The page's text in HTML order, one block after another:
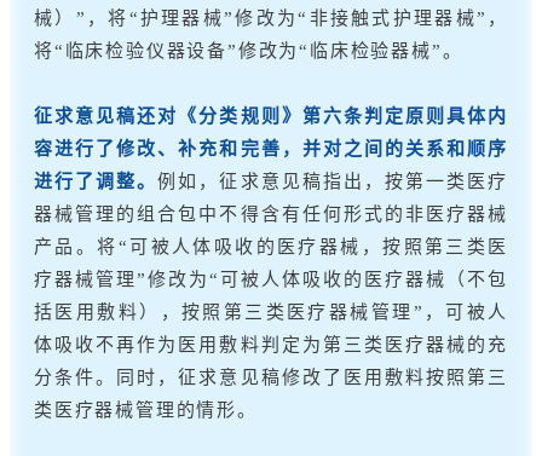
械）”，将“护理器械”修改为“非接触式护理器械”，
将“临床检验仪器设备”修改为“临床检验器械”。
征求意见稿还对《分类规则》第六条判定原则具体内
容进行了修改、补充和完善，并对之间的关系和顺序
进行了调整。例如，征求意见稿指出，按第一类医疗
器械管理的组合包中不得含有任何形式的非医疗器械
产品。将“可被人体吸收的医疗器械，按照第三类医
疗器械管理”修改为“可被人体吸收的医疗器械（不包
括医用敷料），按照第三类医疗器械管理”，可被人
体吸收不再作为医用敷料判定为第三类医疗器械的充
分条件。同时，征求意见稿修改了医用敷料按照第三
类医疗器械管理的情形。